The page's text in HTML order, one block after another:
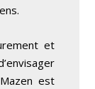
et
est